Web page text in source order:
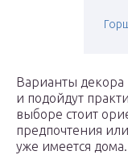
Варианты декора
и подойдут
выборе стоит
предпочтения
уже имеется дома.